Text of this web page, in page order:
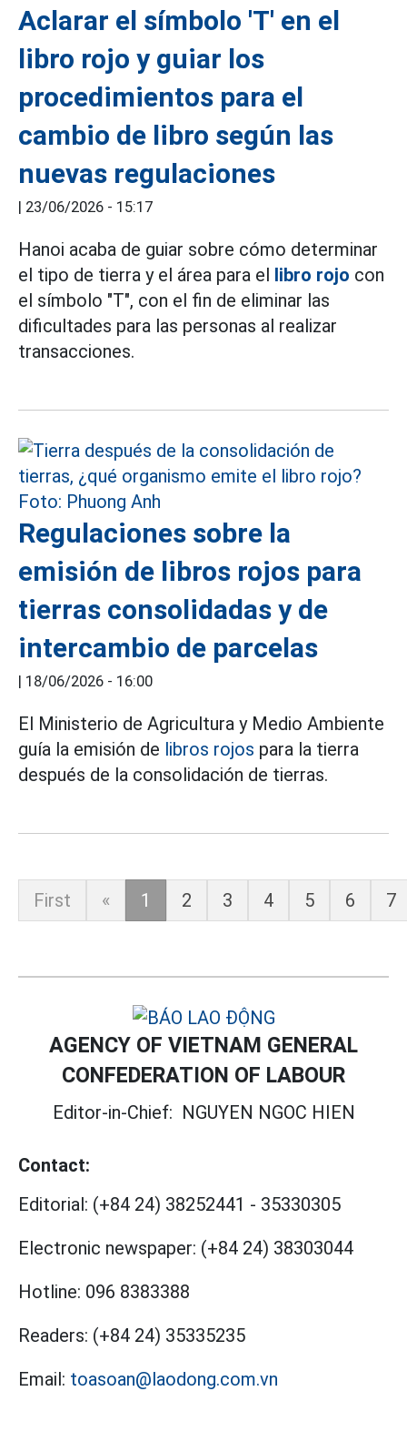
Aclarar el símbolo 'T' en el
libro rojo y guiar los
procedimientos para el
cambio de libro según las
nuevas regulaciones
| 23/06/2026 - 15:17
Hanoi acaba de guiar sobre cómo determinar
el tipo de tierra y el área para el libro rojo con
el símbolo "T", con el fin de eliminar las
dificultades para las personas al realizar
transacciones.
Regulaciones sobre la
emisión de libros rojos para
tierras consolidadas y de
intercambio de parcelas
| 18/06/2026 - 16:00
El Ministerio de Agricultura y Medio Ambiente
guía la emisión de libros rojos para la tierra
después de la consolidación de tierras.
First « 1 2 3 4 5 6 7
AGENCY OF VIETNAM GENERAL
CONFEDERATION OF LABOUR
Editor-in-Chief: NGUYEN NGOC HIEN
Contact:
Editorial: (+84 24) 38252441 - 35330305
Electronic newspaper: (+84 24) 38303044
Hotline: 096 8383388
Readers: (+84 24) 35335235
Email: toasoan@laodong.com.vn